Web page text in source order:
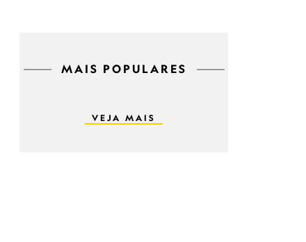
MAIS POPULARES
VEJA MAIS